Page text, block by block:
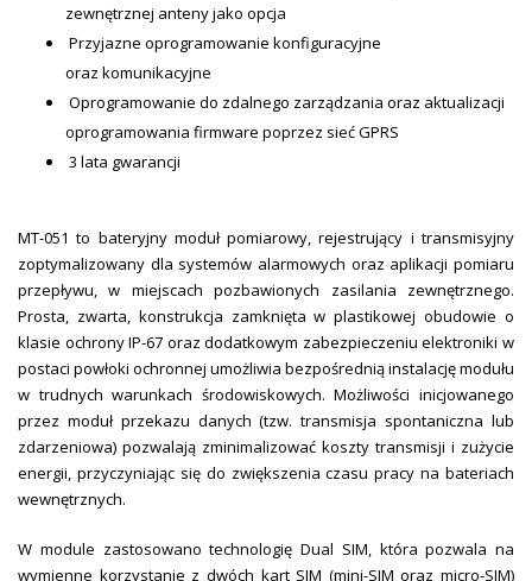
zewnętrznej anteny jako opcja
Przyjazne oprogramowanie konfiguracyjne
oraz komunikacyjne
Oprogramowanie do zdalnego zarządzania oraz aktualizacji
oprogramowania firmware poprzez sieć GPRS
3 lata gwarancji
MT-051 to bateryjny moduł pomiarowy, rejestrujący i transmisyjny
zoptymalizowany dla systemów alarmowych oraz aplikacji pomiaru
przepływu, w miejscach pozbawionych zasilania zewnętrznego.
Prosta, zwarta, konstrukcja zamknięta w plastikowej obudowie o
klasie ochrony IP-67 oraz dodatkowym zabezpieczeniu elektroniki w
postaci powłoki ochronnej umożliwia bezpośrednią instalację modułu
w trudnych warunkach środowiskowych. Możliwości inicjowanego
przez moduł przekazu danych (tzw. transmisja spontaniczna lub
zdarzeniowa) pozwalają zminimalizować koszty transmisji i zużycie
energii, przyczyniając się do zwiększenia czasu pracy na bateriach
wewnętrznych.
W module zastosowano technologię Dual SIM, która pozwala na
wymienne korzystanie z dwóch kart SIM (mini-SIM oraz micro-SIM)